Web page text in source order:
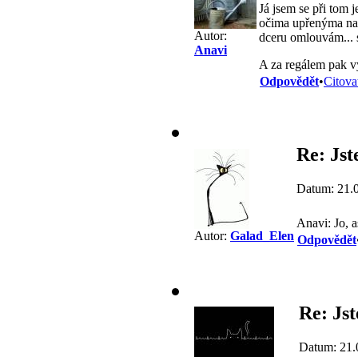
Autor:
Anavi
Já jsem se při tom
očima upřenýma
dceru omlouvám...
A za regálem pak
Odpovědět•
Autor: Galad_Elen
Re:
Datum:
Anavi: Jo,
Odpovědět
Re:
Datum: